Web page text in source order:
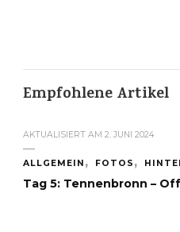
Empfohlene Artikel
AKTUALISIERT AM 2. JUNI 2024
ALLGEMEIN FOTOS
Tag 5: Tennenbronn –